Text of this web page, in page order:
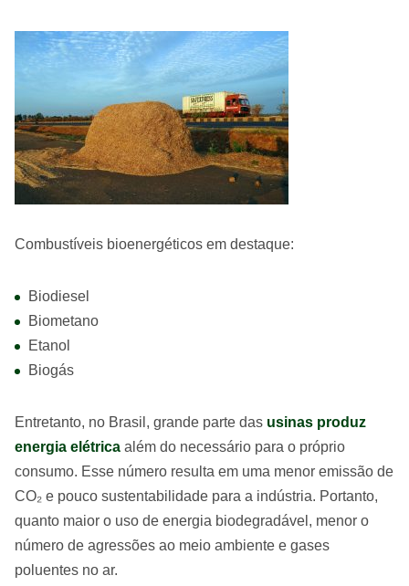
Combustíveis bioenergéticos em destaque:
Biodiesel
Biometano
Etanol
Biogás
Entretanto, no Brasil, grande parte das usinas produz
energia elétrica além do necessário para o próprio
consumo. Esse número resulta em uma menor emissão de
CO₂ e pouco sustentabilidade para a indústria. Portanto,
quanto maior o uso de energia biodegradável, menor o
número de agressões ao meio ambiente e gases
poluentes no ar.